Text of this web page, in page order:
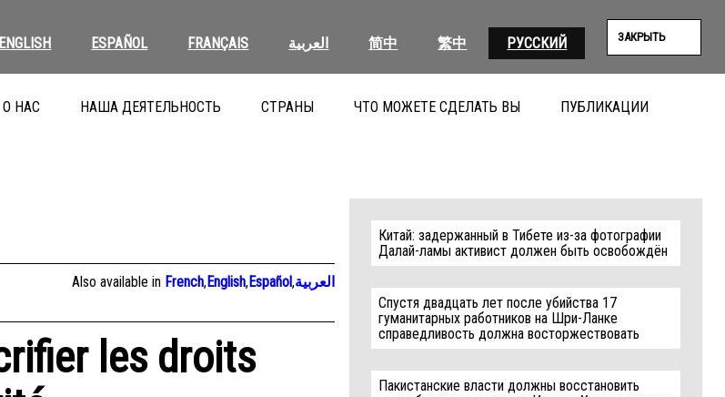
ENGLISH ESPAÑOL FRANÇAIS العربية 简中 繁中 РУССКИЙ ЗАКРЫТЬ
О НАС НАША ДЕЯТЕЛЬНОСТЬ СТРАНЫ ЧТО МОЖЕТЕ СДЕЛАТЬ ВЫ ПУБЛИКАЦИИ
Also available in French,English,Español,العربية
les droits
Китай: задержанный в Тибете из-за фотографии
Далай-ламы активист должен быть освобождён
Спустя двадцать лет после убийства 17
гуманитарных работников на Шри-Ланке
справедливость должна восторжествовать
Пакистанские власти должны восстановить